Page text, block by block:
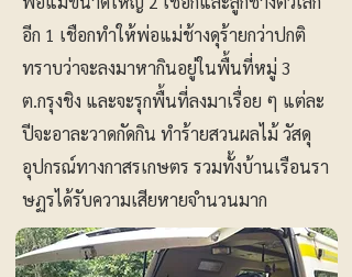
อีก 1 เชือกทำให้พ่อแม่ช้างดุร้ายกว่าปกติ
ทราบว่าจะลงมาหากินอยู่ในพื้นที่หมู่ 3
ต.กรุงชิง และจะรุกพื้นที่ลงมาเรื่อย ๆ แต่ละ
ปีจะอาละวาดกัดกิน ทำร้ายสวนผลไม้ วัสดุ
อุปกรณ์ทางกาสรเกษตร รวมทั้งบ้านเรือนรา
ษฏรได้รับความเสียหายจำนวนมาก